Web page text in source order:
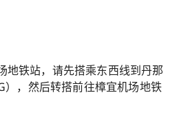
地铁站，请先搭乘东西线到丹那
），然后转搭前往樟宜机场地铁